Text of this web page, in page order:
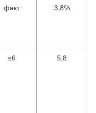
факт 3,8%
≤6 5,8